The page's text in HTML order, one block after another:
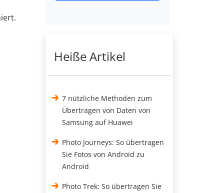
Heiße Artikel
7 nützliche Methoden zum
Übertragen von Daten von
Samsung auf Huawei
Photo Journeys: So übertragen
Sie Fotos von Android zu
Android
Photo Trek: So übertragen Sie